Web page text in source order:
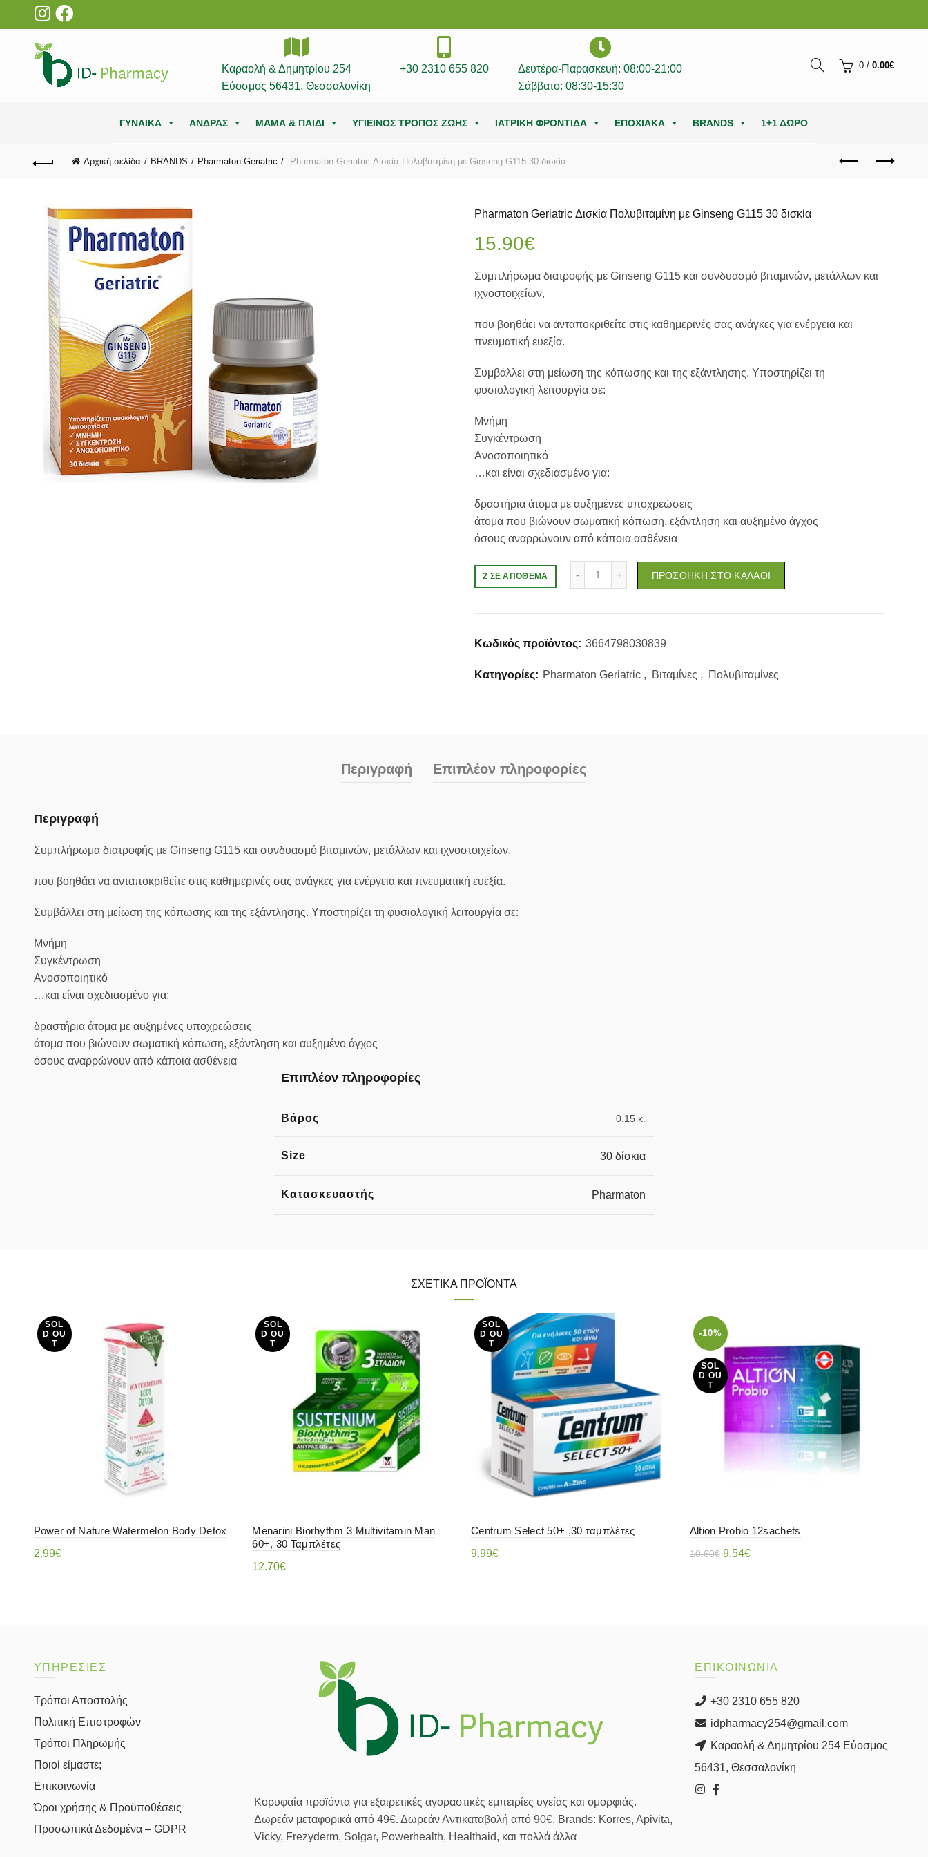
Καραολή & Δημητρίου 254
Εύοσμος 56431, Θεσσαλονίκη
+30 2310 655 820
Δευτέρα-Παρασκευή: 08:00-21:00
Σάββατο: 08:30-15:30
0 / 0.00€
ΓΥΝΑΙΚΑ ΑΝΔΡΑΣ ΜΑΜΑ & ΠΑΙΔΙ ΥΓΙΕΙΝΟΣ ΤΡΟΠΟΣ ΖΩΗΣ ΙΑΤΡΙΚΗ ΦΡΟΝΤΙΔΑ ΕΠΟΧΙΑΚΑ BRANDS 1+1 ΔΩΡΟ
Αρχική σελίδα BRANDS Pharmaton Geriatric Pharmaton Geriatric Δισκία Πολυβιταμίνη με Ginseng G115 30 δισκία
Pharmaton Geriatric Δισκία Πολυβιταμίνη με Ginseng G115 30 δισκία
15.90€
Συμπλήρωμα διατροφής με Ginseng G115 και συνδυασμό βιταμινών, μετάλλων και
ιχνοστοιχείων,
που βοηθάει να ανταποκριθείτε στις καθημερινές σας ανάγκες για ενέργεια και
πνευματική ευεξία.
Συμβάλλει στη μείωση της κόπωσης και της εξάντλησης. Υποστηρίζει τη
φυσιολογική λειτουργία σε:
Μνήμη
Συγκέντρωση
Ανοσοποιητικό
…και είναι σχεδιασμένο για:
δραστήρια άτομα με αυξημένες υποχρεώσεις
άτομα που βιώνουν σωματική κόπωση, εξάντληση και αυξημένο άγχος
όσους αναρρώνουν από κάποια ασθένεια
2 ΣΕ ΑΠΌΘΕΜΑ ΠΡΟΣΘΉΚΗ ΣΤΟ ΚΑΛΆΘΙ
Κωδικός προϊόντος: 3664798030839
Κατηγορίες: Pharmaton Geriatric , Βιταμίνες , Πολυβιταμίνες
Περιγραφή Επιπλέον πληροφορίες
Περιγραφή
Συμπλήρωμα διατροφής με Ginseng G115 και συνδυασμό βιταμινών, μετάλλων και ιχνοστοιχείων,
που βοηθάει να ανταποκριθείτε στις καθημερινές σας ανάγκες για ενέργεια και πνευματική ευεξία.
Συμβάλλει στη μείωση της κόπωσης και της εξάντλησης. Υποστηρίζει τη φυσιολογική λειτουργία σε:
Μνήμη
Συγκέντρωση
Ανοσοποιητικό
…και είναι σχεδιασμένο για:
δραστήρια άτομα με αυξημένες υποχρεώσεις
άτομα που βιώνουν σωματική κόπωση, εξάντληση και αυξημένο άγχος
όσους αναρρώνουν από κάποια ασθένεια
Επιπλέον πληροφορίες
Βάρος 0.15 κ.
Size 30 δίσκια
Κατασκευαστής Pharmaton
ΣΧΕΤΙΚΆ ΠΡΟΪΌΝΤΑ
SOL
D OU
T
Power of Nature Watermelon Body Detox
2.99€
SOL
D OU
T
Menarini Biorhythm 3 Multivitamin Man
60+, 30 Ταμπλέτες
12.70€
SOL
D OU
T
Centrum Select 50+ ,30 ταμπλέτες
9.99€
-10%
SOL
D OU
T
Altion Probio 12sachets
10.60€ Original
9.54€Η
ΥΠΗΡΕΣΙΕΣ
Τρόποι Αποστολής
Πολιτική Επιστροφών
Τρόποι Πληρωμής
Ποιοί είμαστε;
Επικοινωνία
Όροι χρήσης & Προϋποθέσεις
Προσωπικά Δεδομένα – GDPR
Κορυφαία προϊόντα για εξαιρετικές αγοραστικές εμπειρίες υγείας και ομορφιάς.
Δωρεάν μεταφορικά από 49€. Δωρεάν Αντικαταβολή από 90€. Brands: Korres, Apivita,
Vicky, Frezyderm, Solgar, Powerhealth, Healthaid, και πολλά άλλα
ΕΠΙΚΟΙΝΩΝΙΑ
+30 2310 655 820
idpharmacy254@gmail.com
Καραολή & Δημητρίου 254 Εύοσμος
56431, Θεσσαλονίκη